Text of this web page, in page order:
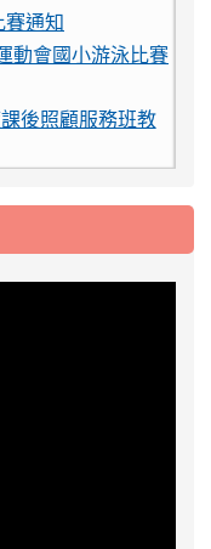
會國小游泳比賽
後照顧服務班教
、三、五年級常